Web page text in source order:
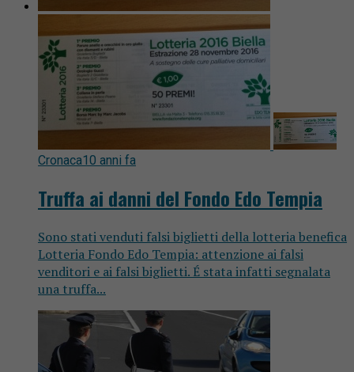
Cronaca10 anni fa
Truffa ai danni del Fondo Edo Tempia
Sono stati venduti falsi biglietti della lotteria benefica
Lotteria Fondo Edo Tempia: attenzione ai falsi
venditori e ai falsi biglietti. É stata infatti segnalata
una truffa...